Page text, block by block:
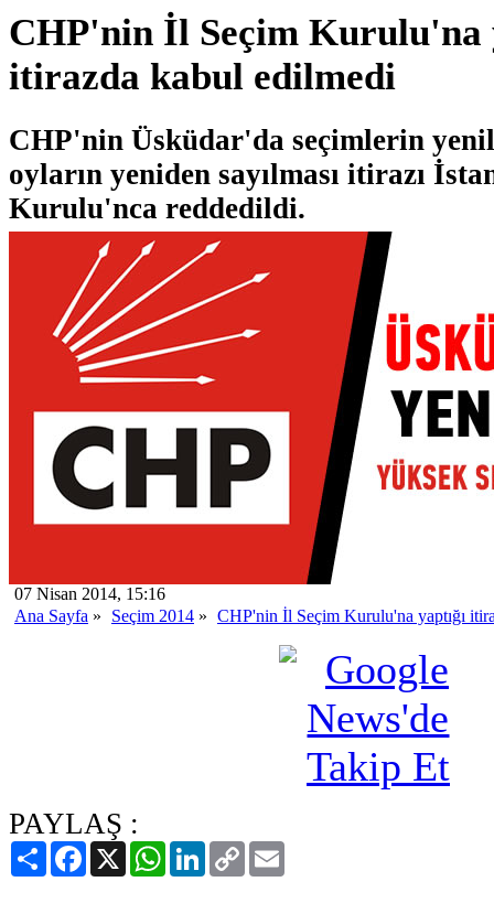
CHP'nin İl Seçim Kurulu'na
itirazda kabul edilmedi
CHP'nin Üsküdar'da seçimlerin
oyların yeniden sayılması itirazı
Kurulu'nca reddedildi.
07 Nisan 2014, 15:16
Ana Sayfa » Seçim 2014 » CHP'nin İl Seçim Kurulu'na yaptığı
PAYLAŞ :
PaylaşFacebook
X WhatsAppLinkedIn
Copy
Link